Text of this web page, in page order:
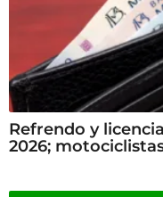
Refrendo y
2026;